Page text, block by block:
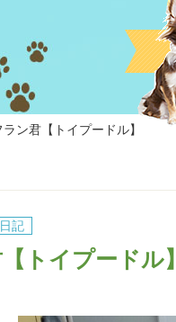
ラン君【トイプードル】
日記
トイプードル